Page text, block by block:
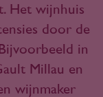
Het wijnhuis
door de
in
Millau en
wijnmaker